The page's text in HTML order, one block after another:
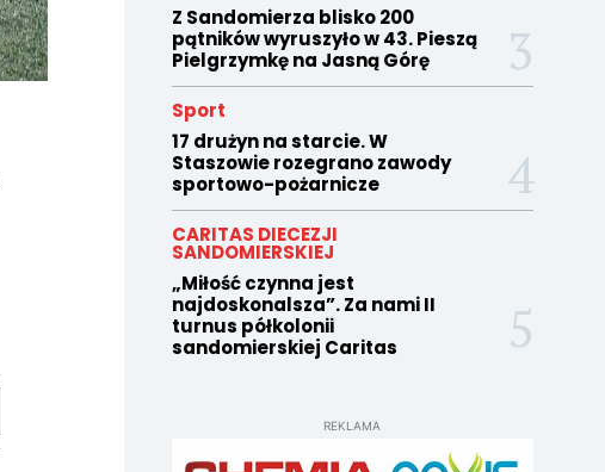
Z Sandomierza blisko 200
pątników wyruszyło w 43. Pieszą
Pielgrzymkę na Jasną Górę
Sport
17 drużyn na starcie. W
Staszowie rozegrano zawody
sportowo-pożarnicze
CARITAS DIECEZJI
SANDOMIERSKIEJ
„Miłość czynna jest
najdoskonalsza”. Za nami II
turnus półkolonii
sandomierskiej Caritas
REKLAMA